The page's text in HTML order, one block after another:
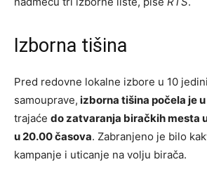
Izborna tišina
Pred redovne lokalne izbore u 10
samouprave, izborna tišina počela je
trajaće do zatvaranja biračkih mesta
u 20.00 časova. Zabranjeno je bilo
kampanje i uticanje na volju birača.